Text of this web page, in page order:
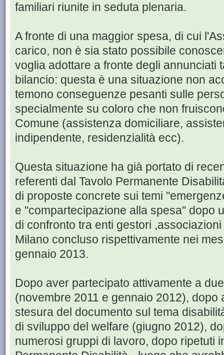
familiari riunite in seduta plenaria.
A fronte di una maggior spesa, di cui
carico, non è sia stato possibile
voglia adottare a fronte degli annunciati
bilancio: questa è una situazione non
temono conseguenze pesanti sulle
specialmente su coloro che non
Comune (assistenza domiciliare,
indipendente, residenzialità ecc).
Questa situazione ha già portato di
referenti dal Tavolo Permanente
di proposte concrete sui temi
e "compartecipazione alla spesa" dopo
di confronto tra enti gestori
Milano concluso rispettivamente nei
gennaio 2013.
Dopo aver partecipato attivamente a
(novembre 2011 e gennaio 2012), dopo
stesura del documento sul tema
di sviluppo del welfare (giugno 2012),
numerosi gruppi di lavoro, dopo ripetuti